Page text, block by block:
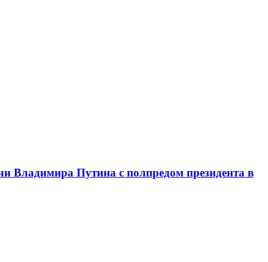
Владимира Путина с полпредом президента в